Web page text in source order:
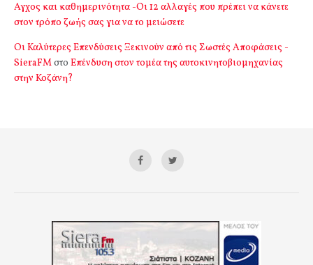
Αγχος και καθημερινότητα -Οι 12 αλλαγές που πρέπει να κάνετε
στον τρόπο ζωής σας για να το μειώσετε
Οι Καλύτερες Επενδύσεις Ξεκινούν από τις Σωστές Αποφάσεις -
SieraFMστο Επένδυση στον τομέα της αυτοκινητοβιομηχανίας
στην Κοζάνη?